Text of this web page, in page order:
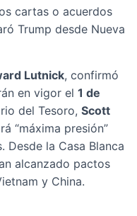
cartas o acuerdos
Trump desde Nueva
Lutnick, confirmó
en vigor el 1 de
del Tesoro, Scott
“máxima presión”
Desde la Casa Blanca
alcanzado pactos
y China.